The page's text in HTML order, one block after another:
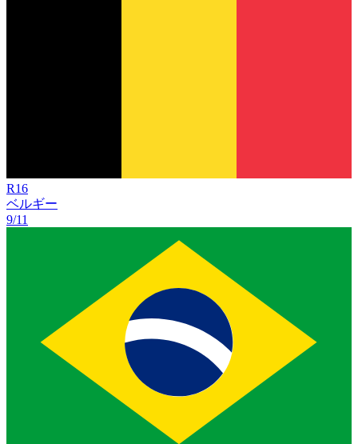
R16
ベルギー
9/11